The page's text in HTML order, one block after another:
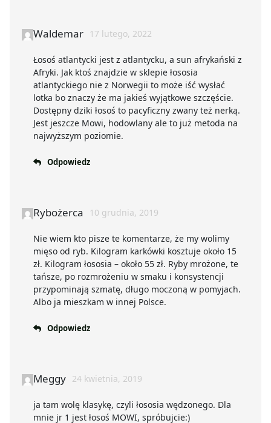
Waldemar 17 lutego, 2022
Łosoś atlantycki jest z atlantycku, a sun afrykański z
Afryki. Jak ktoś znajdzie w sklepie łososia
atlantyckiego nie z Norwegii to może iść wysłać
lotka bo znaczy że ma jakieś wyjątkowe szczęście.
Dostępny dziki łosoś to pacyficzny zwany też nerką.
Jest jeszcze Mowi, hodowlany ale to już metoda na
najwyższym poziomie.
Odpowiedz
Rybożerca 10 grudnia, 2019
Nie wiem kto pisze te komentarze, że my wolimy
mięso od ryb. Kilogram karkówki kosztuje około 15
zł. Kilogram łososia – około 55 zł. Ryby mrożone, te
tańsze, po rozmrożeniu w smaku i konsystencji
przypominają szmatę, długo moczoną w pomyjach.
Albo ja mieszkam w innej Polsce.
Odpowiedz
Meggy 24 kwietnia, 2019
ja tam wolę klasykę, czyli łososia wędzonego. Dla
mnie jr 1 jest łosoś MOWI, spróbujcie:)